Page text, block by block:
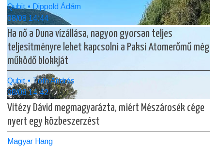
Qubit • Dippold Ádám
08/08 14:44
Ha nő a Duna vízállása, nagyon gyorsan teljes
teljesítményre lehet kapcsolni a Paksi Atomerőmű még
működő blokkját
Qubit • Tóth András
08/08 14:42
Vitézy Dávid megmagyarázta, miért Mészárosék cége
nyert egy közbeszerzést
Magyar Hang